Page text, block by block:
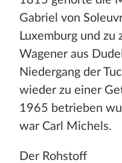
Gabriel von
Luxemburg und
Wagener aus
Niedergang der
wieder zu einer
1965 betrieben
war Carl Michels.
Der Rohstoff